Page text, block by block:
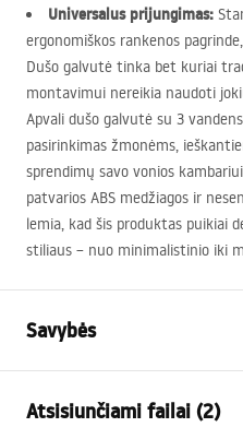
Universalus prijungimas:
ergonomiškos rankenos
Dušo galvutė tinka bet kuriai
montavimui nereikia naudoti
Apvali dušo galvutė su 3
pasirinkimas žmonėms,
sprendimų savo vonios
patvarios ABS medžiagos ir
lemia, kad šis produktas puikiai
stiliaus – nuo minimalistinio iki
Savybės
Medžiaga
Atsisiunčiami failai (2)